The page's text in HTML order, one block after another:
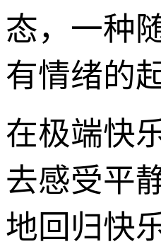
态，一种
有情绪的
在极端快
去感受平
地回归快